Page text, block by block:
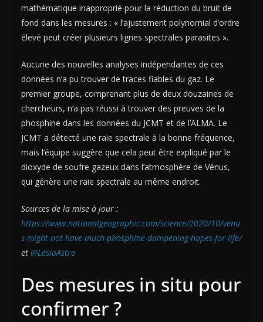
mathématique inapproprié pour la réduction du bruit de
fond dans les mesures : « l’ajustement polynomial d’ordre
élevé peut créer plusieurs lignes spectrales parasites ».
Aucune des nouvelles analyses indépendantes de ces
données n’a pu trouver de traces fiables du gaz. Le
premier groupe, comprenant plus de deux douzaines de
chercheurs, n’a pas réussi à trouver des preuves de la
phosphine dans les données du JCMT et de l’ALMA. Le
JCMT a détecté une raie spectrale à la bonne fréquence,
mais l’équipe suggère que cela peut être expliqué par le
dioxyde de soufre gazeux dans l’atmosphère de Vénus,
qui génère une raie spectrale au même endroit.
Sources de la mise à jour :
https://www.nationalgeographic.com/science/2020/10/venu
s-might-not-have-much-phosphine-dampening-hopes-for-life/
et @LesiaAstro
Des mesures in situ pour
confirmer ?